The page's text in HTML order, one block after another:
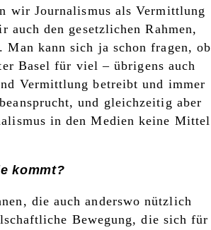
wir Journalismus als Vermittlung
auch den gesetzlichen Rahmen,
kann sich ja schon fragen, ob
Basel für viel – übrigens auch
Vermittlung betreibt und immer
und gleichzeitig aber
in den Medien keine Mittel
kommt?
die auch anderswo nützlich
Bewegung, die sich für